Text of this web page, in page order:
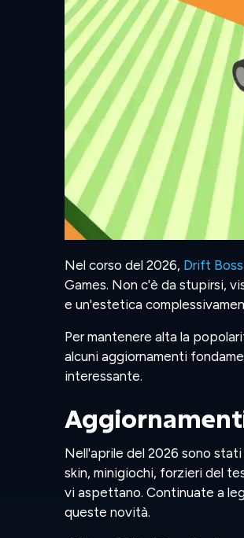
Nel corso del 2026, Drift Boss
Games. Non c'è da stupirsi,
e un'estetica
Per mantenere alta la
alcuni aggiornamenti
interessante.
Nell'aprile del 2026 sono
skin, minigiochi, forzieri del
vi aspettano. Continuate a
queste novità.